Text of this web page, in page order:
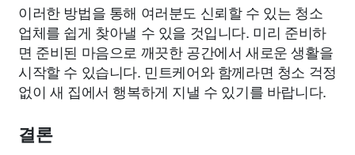
이러한 방법을 통해 여러분도 신뢰할 수 있는 청소
업체를 쉽게 찾아낼 수 있을 것입니다. 미리 준비하
면 준비된 마음으로 깨끗한 공간에서 새로운 생활을
시작할 수 있습니다. 민트케어와 함께라면 청소 걱정
없이 새 집에서 행복하게 지낼 수 있기를 바랍니다.
결론